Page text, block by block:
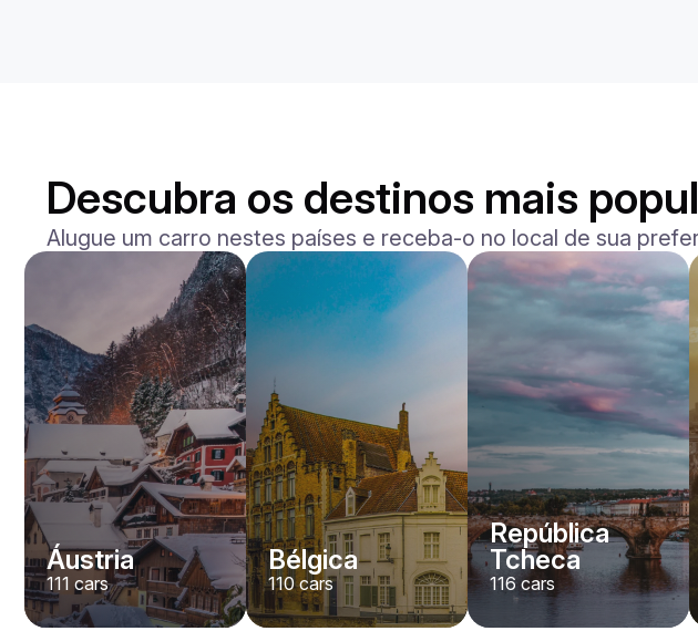
#
Y8QE956N
De 400
Reserve agora
BMW
X7 xDrive40i M-
2024•
YMX7G4EA
Descubra os destinos mais
Alugue um carro nestes países e receba-o no local de sua
Áustria
111 cars
Bélgica
110cars
República
Tcheca
116cars